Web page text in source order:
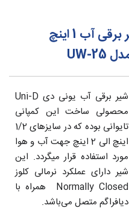
نقد و بررسی تخصصی شیر برقی آب 1 اینچ
شیر برقی آب یونی دی Uni-D
محصولی ساخت این کمپانی
تایوانی بوده که در سایزهای 1/2
اینچ الی 2 اینچ جهت آب و هوا
مورد استفاده قرار میگردد. این
شیر دارای عملکرد نرمالی کلوز
Normally Closed همراه با
دیافراگم متصل می‌باشد.